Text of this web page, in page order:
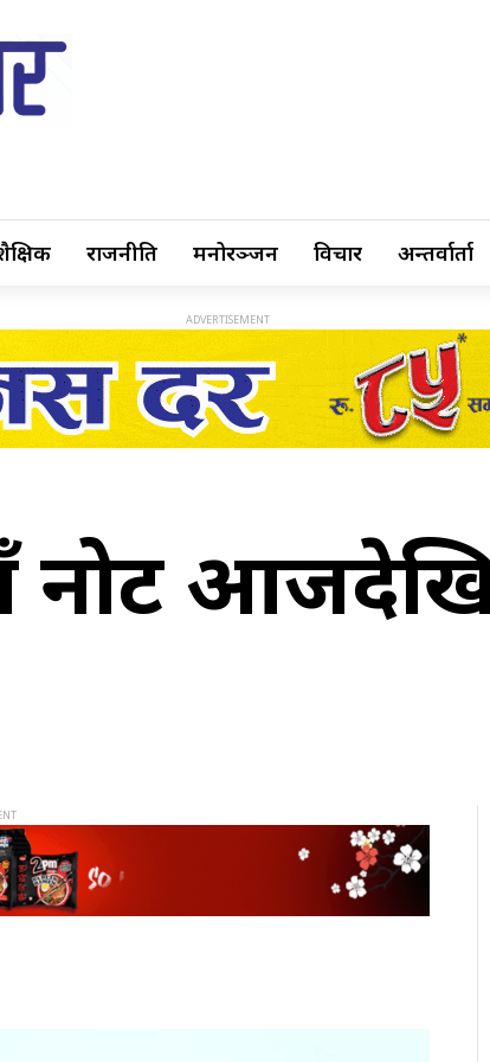
राजनीति मनोरञ्जन विचार अन्तर्वार्ता
नोट